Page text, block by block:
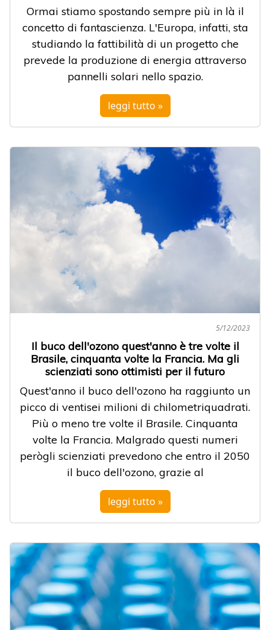
Ormai stiamo spostando sempre più in là il
concetto di fantascienza. L'Europa, infatti, sta
studiando la fattibilità di un progetto che
prevede la produzione di energia attraverso
pannelli solari nello spazio.
leggi tutto »
5/12/2023
Il buco dell'ozono quest'anno è tre volte il
Brasile, cinquanta volte la Francia. Ma gli
scienziati sono ottimisti per il futuro
Quest'anno il buco dell'ozono ha raggiunto un
picco di ventisei milioni di chilometriquadrati.
Più o meno tre volte il Brasile. Cinquanta
volte la Francia. Malgrado questi numeri
perògli scienziati prevedono che entro il 2050
il buco dell'ozono, grazie al
leggi tutto »